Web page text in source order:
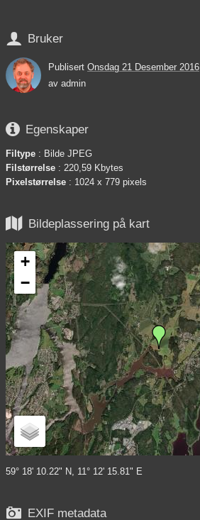
 Bruker
Publisert Onsdag 21 Desember 2016
av admin
 Egenskaper
Filtype : Bilde JPEG
Filstørrelse : 220,59 Kbytes
Pixelstørrelse : 1024 x 779 pixels
 Bildeplassering på kart
+
−
59° 18' 10.22" N, 11° 12' 15.81" E
 EXIF metadata